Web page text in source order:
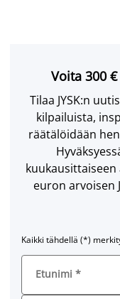
Voita 300
Tilaa JYSK:n
kilpailuista,
räätälöidään
euron arvoisen
Kaikki tähdellä (*)
Etunimi *